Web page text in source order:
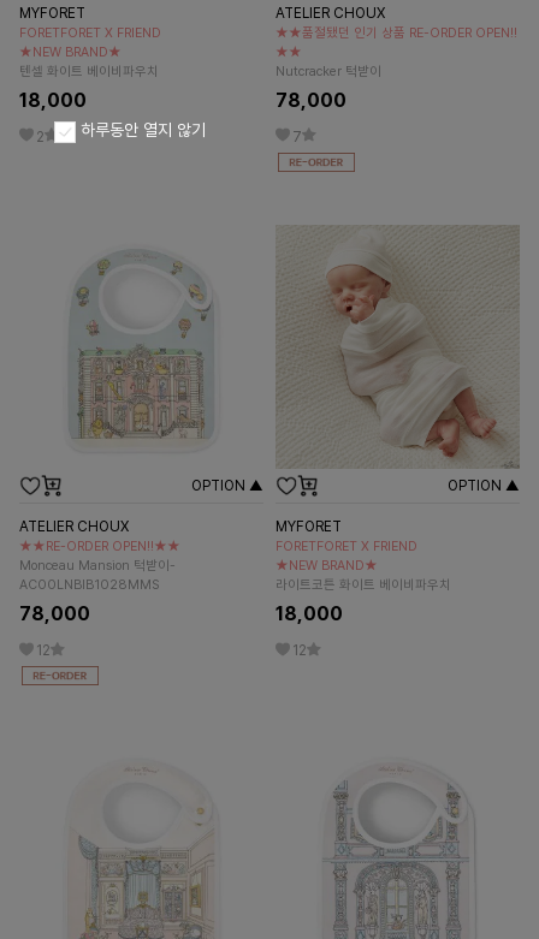
MYFORET
FORETFORET X FRIEND
★NEW BRAND★
텐셀 화이트 베이비파우치
18,000
2
ATELIER CHOUX
★★품절됐던 인기 상품 RE-ORDER OPEN!!
★★
Nutcracker 턱받이
78,000
7
OPTION ▲
ATELIER CHOUX
★★RE-ORDER OPEN!!★★
Monceau Mansion 턱받이-
AC00LNBIB1028MMS
78,000
12
OPTION ▲
MYFORET
FORETFORET X FRIEND
★NEW BRAND★
라이트코튼 화이트 베이비파우치
18,000
12
하루동안 열지 않기